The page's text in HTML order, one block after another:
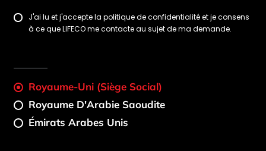
J'ai lu et j'accepte la politique de confidentialité et je consens
à ce que LIFECO me contacte au sujet de ma demande.
Royaume-Uni (Siège Social)
Royaume D'Arabie Saoudite
Émirats Arabes Unis